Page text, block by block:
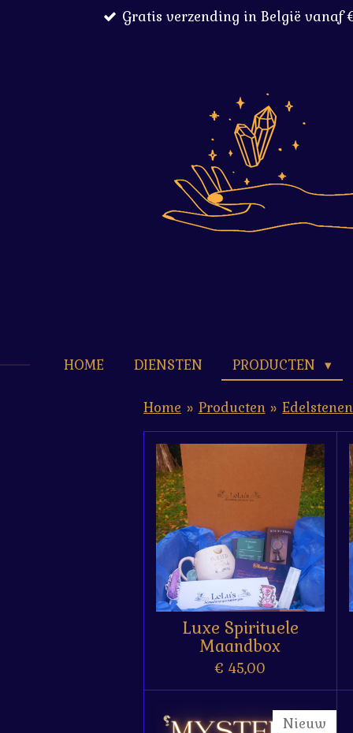
Gratis verzending in België vanaf
HOME DIENSTEN PRODUCTEN
Home » Producten » Edelstenen
Luxe Spirituele
Maandbox
€ 45,00
Nieuw